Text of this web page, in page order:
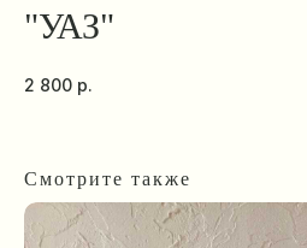
"УАЗ"
2 800 р.
Смотрите также